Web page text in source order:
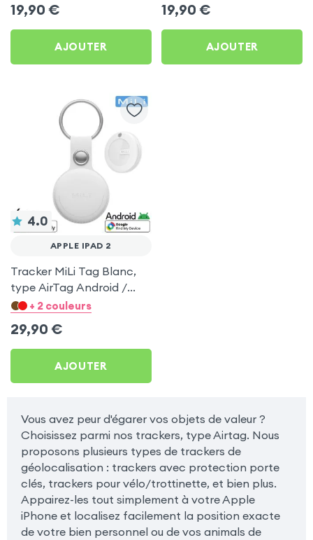
19,90 €
AJOUTER
19,90 €
AJOUTER
4.0
APPLE IPAD 2
Tracker MiLi Tag Blanc,
type AirTag Android /
Apple pour Apple iPad 2
+ 2 couleurs
29,90 €
AJOUTER
Vous avez peur d'égarer vos objets de valeur ?
Choisissez parmi nos trackers, type Airtag. Nous
proposons plusieurs types de trackers de
géolocalisation : trackers avec protection porte
clés, trackers pour vélo/trottinette, et bien plus.
Appairez-les tout simplement à votre Apple
iPhone et localisez facilement la position exacte
de votre bien personnel ou de vos animals de